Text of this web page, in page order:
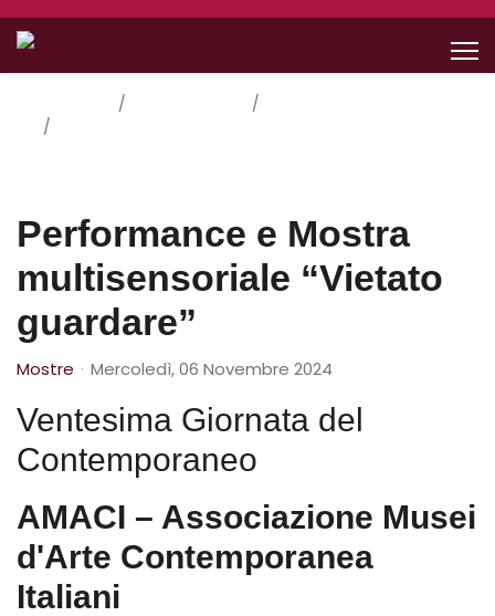
Performance e Mostra
multisensoriale “Vietato
guardare”
Mostre Mercoledì, 06 Novembre 2024
Ventesima Giornata del
Contemporaneo
AMACI – Associazione Musei
d'Arte Contemporanea
Italiani